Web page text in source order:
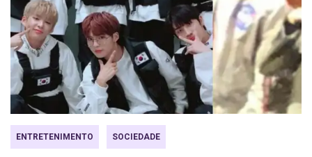
ENTRETENIMENTO SOCIEDADE